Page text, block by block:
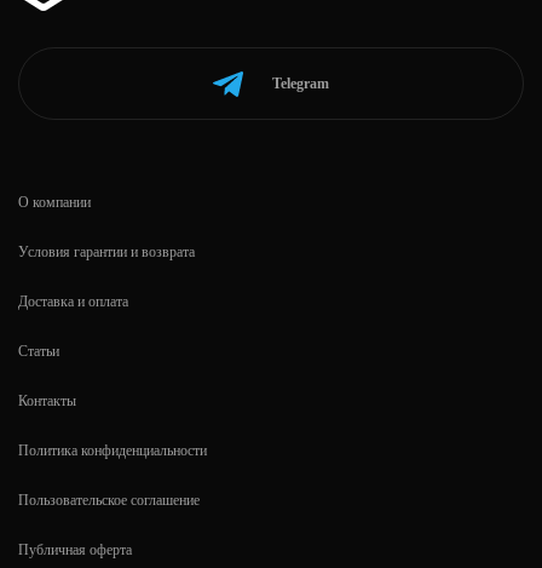
Telegram
О компании
Условия гарантии и возврата
Доставка и оплата
Статьи
Контакты
Политика конфиденциальности
Пользовательское соглашение
Публичная оферта